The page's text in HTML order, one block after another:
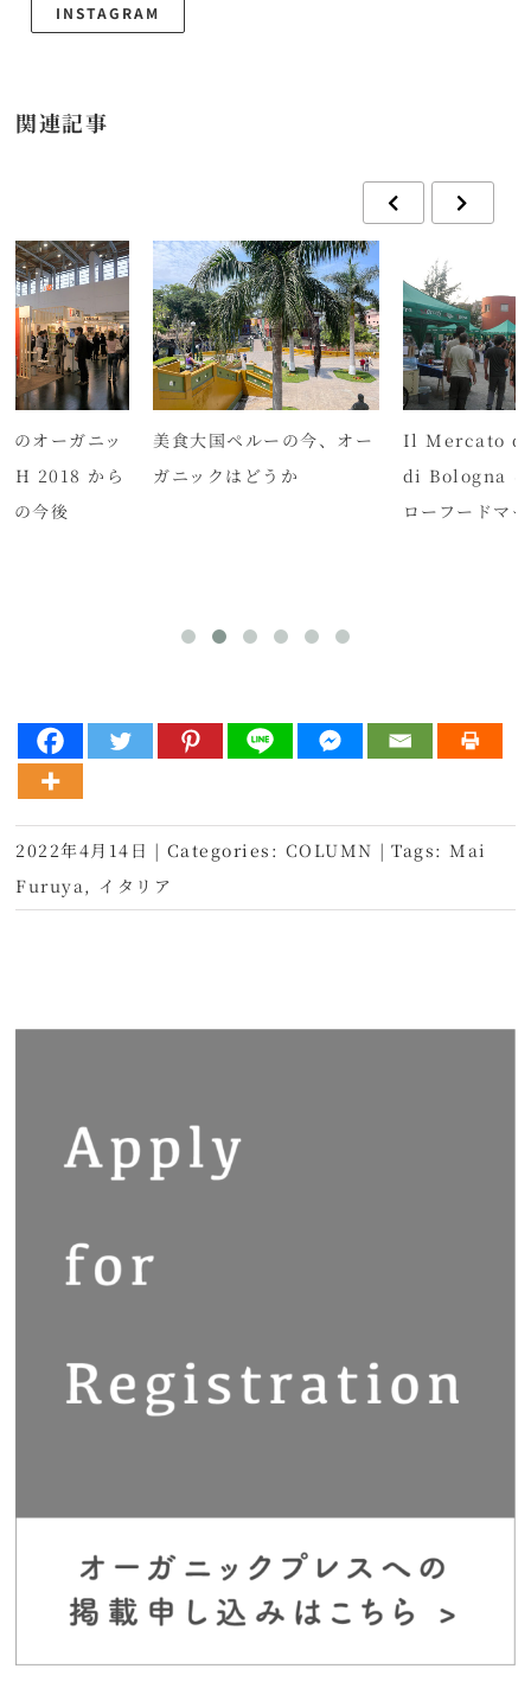
INSTAGRAM
関連記事
のオーガニッ
2018 から
の今後
美食大国ペルーの今、オー
ガニックはどうか
Il Mercato
di Bologna イ
ローフードマ
2022年4月14日 | Categories: COLUMN | Tags: Mai
Furuya , イタリア